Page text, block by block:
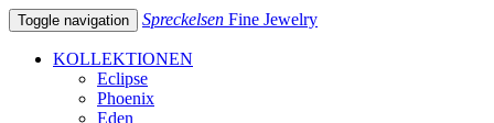
Toggle navigation Spreckelsen Fine Jewelry
KOLLEKTIONEN
Eclipse
Phoenix
Eden